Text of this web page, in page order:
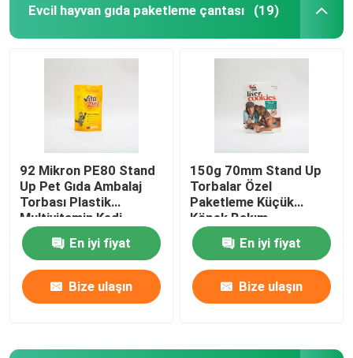
Evcil hayvan gıda paketleme çantası (19)
92 Mikron PE80 Stand
Up Pet Gıda Ambalaj
Torbası Plastik
Multivitamin Kedi
Maması Paketi
En iyi fiyat
Bize ulaşın
150g 70mm Stand Up
Torbalar Özel
Paketleme Küçük
Köpek Bakım
Paketleme Torbaları
En iyi fiyat
Bize ulaşın